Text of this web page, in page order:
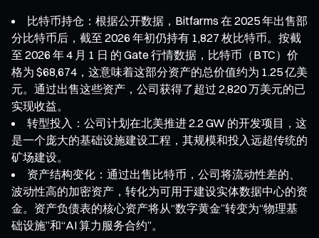
比特币持仓：根据公开数据，Bitfarms 在 2025 年出售部
分比特币后，截至 2026 年初仍持有 1,827 枚比特币。按截
至 2026 年 4 月 1 日 的 Gate 行情数据，比特币（BTC）价
格为 $68,674，这意味着这部分资产的总价值约为 1.25 亿美
元。通过出售这些资产，公司获得了超过 2,820 万美元的已
实现收益。
转型投入：公司计划在北美推进 2.2 GW 的开发项目，这
是一个庞大的基础设施建设工程，其规模和投入远超传统的
矿场建设。
资产结构变化：通过出售比特币，公司将流动性差的、
波动性高的加密资产，转化为可用于建设实体数据中心的资
金。资产负债表的核心资产将从“数字黄金”转变为“物理基
础设施”和“AI 算力服务合约”。